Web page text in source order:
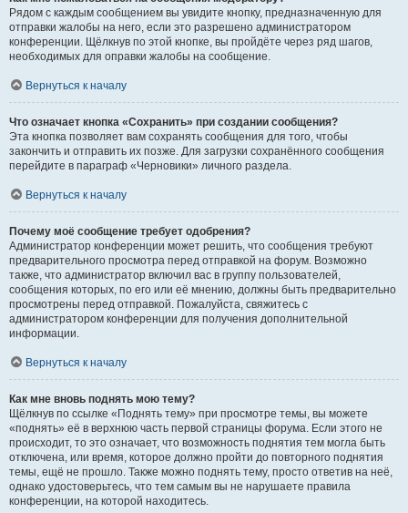
Рядом с каждым сообщением вы увидите кнопку, предназначенную для
отправки жалобы на него, если это разрешено администратором
конференции. Щёлкнув по этой кнопке, вы пройдёте через ряд шагов,
необходимых для оправки жалобы на сообщение.
Вернуться к началу
Что означает кнопка «Сохранить» при создании сообщения?
Эта кнопка позволяет вам сохранять сообщения для того, чтобы
закончить и отправить их позже. Для загрузки сохранённого сообщения
перейдите в параграф «Черновики» личного раздела.
Вернуться к началу
Почему моё сообщение требует одобрения?
Администратор конференции может решить, что сообщения требуют
предварительного просмотра перед отправкой на форум. Возможно
также, что администратор включил вас в группу пользователей,
сообщения которых, по его или её мнению, должны быть предварительно
просмотрены перед отправкой. Пожалуйста, свяжитесь с
администратором конференции для получения дополнительной
информации.
Вернуться к началу
Как мне вновь поднять мою тему?
Щёлкнув по ссылке «Поднять тему» при просмотре темы, вы можете
«поднять» её в верхнюю часть первой страницы форума. Если этого не
происходит, то это означает, что возможность поднятия тем могла быть
отключена, или время, которое должно пройти до повторного поднятия
темы, ещё не прошло. Также можно поднять тему, просто ответив на неё,
однако удостоверьтесь, что тем самым вы не нарушаете правила
конференции, на которой находитесь.